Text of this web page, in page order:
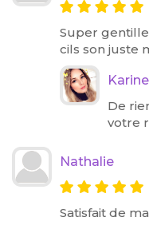
Super
cils son juste
Karine
De
votre
Nathalie
Satisfait de